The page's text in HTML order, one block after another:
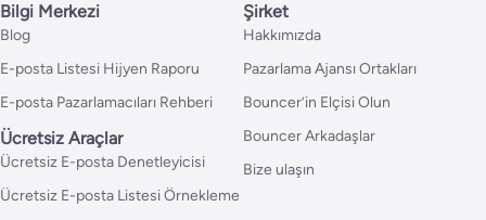
Bilgi Merkezi
Blog
E-posta Listesi Hijyen Raporu
E-posta Pazarlamacıları Rehberi
Ücretsiz Araçlar
Ücretsiz E-posta Denetleyicisi
Ücretsiz E-posta Listesi Örnekleme
Şirket
Hakkımızda
Pazarlama Ajansı Ortakları
Bouncer’in Elçisi Olun
Bouncer Arkadaşlar
Bize ulaşın